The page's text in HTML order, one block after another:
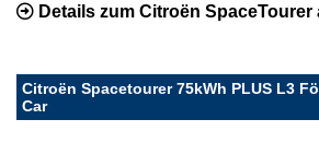
Details zum Citroën SpaceTourer
Citroën Spacetourer 75kWh PLUS L3
Car